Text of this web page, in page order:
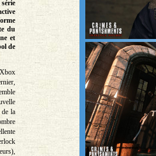
du
et
de
la